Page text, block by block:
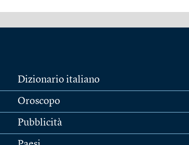
Dizionario italiano
Oroscopo
Pubblicità